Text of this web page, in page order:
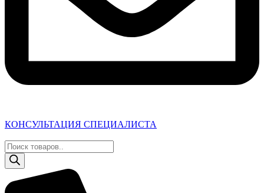
КОНСУЛЬТАЦИЯ СПЕЦИАЛИСТА
Поиск
товаров